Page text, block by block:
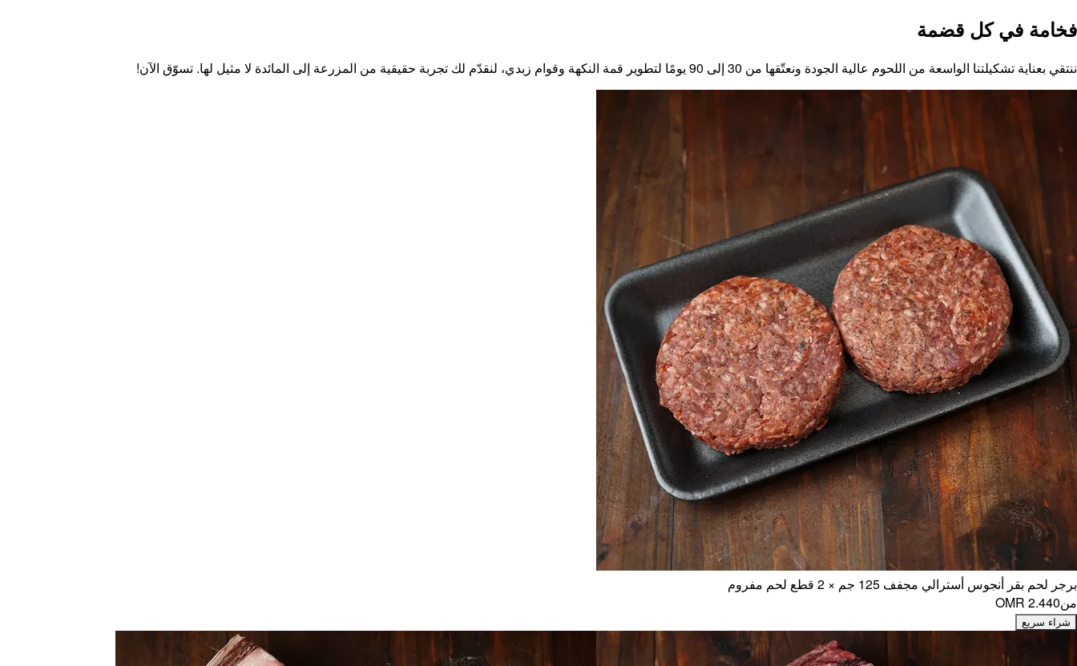
فخامة في كل قضمة
ننتقي بعناية تشكيلتنا الواسعة من اللحوم عالية الجودة ونعتّقها من 30 إلى 90 يومًا لتطوير قمة النكهة وقوام زبدي، لنقدّم لك تجربة حقيقية من المزرعة إلى المائدة لا مثيل لها. تسوّق الآن!
برجر لحم بقر أنجوس أسترالي مجفف 125 جم × 2 قطع لحم مفروم
منOMR 2.440
شراء سريع